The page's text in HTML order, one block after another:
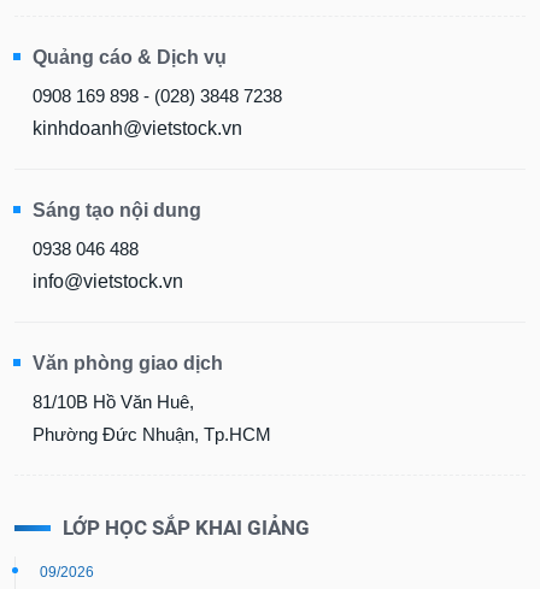
Quảng cáo & Dịch vụ
0908 169 898 - (028) 3848 7238
kinhdoanh@vietstock.vn
Sáng tạo nội dung
0938 046 488
info@vietstock.vn
Văn phòng giao dịch
81/10B Hồ Văn Huê,
Phường Đức Nhuận, Tp.HCM
LỚP HỌC SẮP KHAI GIẢNG
09/2026